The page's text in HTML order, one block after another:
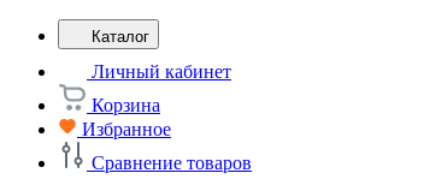
Каталог
Личный кабинет
Корзина
Избранное
Сравнение товаров